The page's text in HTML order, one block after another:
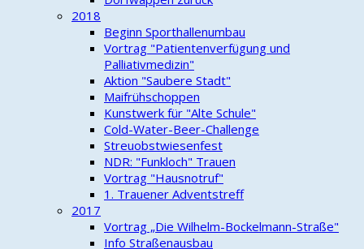
2018
Beginn Sporthallenumbau
Vortrag "Patientenverfügung und
Palliativmedizin"
Aktion "Saubere Stadt"
Maifrühschoppen
Kunstwerk für "Alte Schule"
Cold-Water-Beer-Challenge
Streuobstwiesenfest
NDR: "Funkloch" Trauen
Vortrag "Hausnotruf"
1. Trauener Adventstreff
2017
Vortrag „Die Wilhelm-Bockelmann-Straße"
Info Straßenausbau